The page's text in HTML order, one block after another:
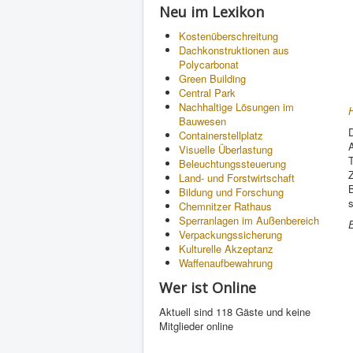
Neu im Lexikon
Kostenüberschreitung
Dachkonstruktionen aus
Polycarbonat
Green Building
Central Park
Nachhaltige Lösungen im
Bauwesen
Containerstellplatz
Visuelle Überlastung
Beleuchtungssteuerung
Land- und Forstwirtschaft
Bildung und Forschung
Chemnitzer Rathaus
Sperranlagen im Außenbereich
Verpackungssicherung
Kulturelle Akzeptanz
Waffenaufbewahrung
Wer ist Online
Aktuell sind 118 Gäste und keine
Mitglieder online